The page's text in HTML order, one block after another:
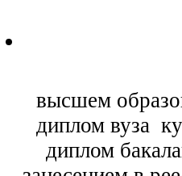
высшем
диплом вуза
диплом